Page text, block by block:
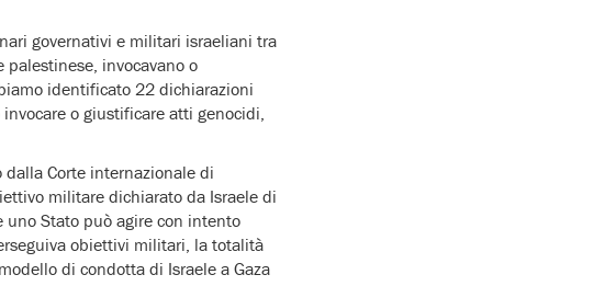
governativi e militari israeliani tra
invocavano o
identificato 22 dichiarazioni
o giustificare atti genocidi,
dalla Corte internazionale di
militare dichiarato da Israele di
Stato può agire con intento
obiettivi militari, la totalità
di condotta di Israele a Gaza